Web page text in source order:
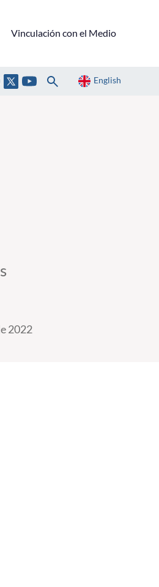
Vinculación con el Medio
English
2022